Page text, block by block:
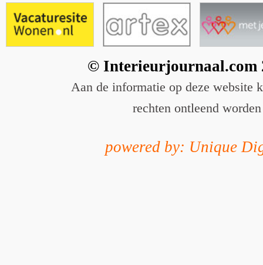
© Interieurjournaal.com
Aan de informatie op deze website
rechten ontleend worden
powered by: Unique